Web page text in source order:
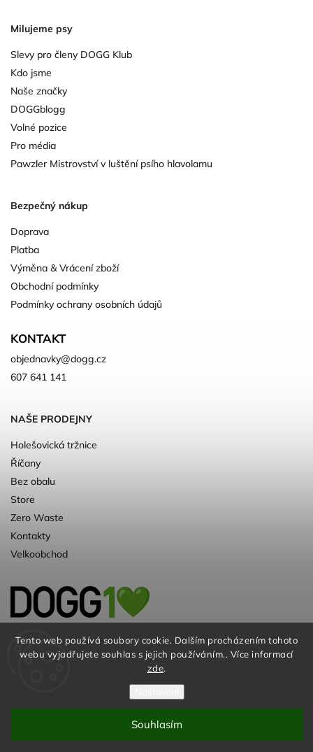
Tento web používá soubory cookie. Dalším procházením tohoto
webu vyjadřujete souhlas s jejich používáním.. Více informací
zde.
Souhlasím
Milujeme psy
Slevy pro členy DOGG Klub
Kdo jsme
Naše značky
DOGGblogg
Volné pozice
Pro média
Pawzler Mistrovství v luštění psího hlavolamu
Bezpečný nákup
Doprava
Platba
Výměna & Vrácení zboží
Obchodní podmínky
Podmínky ochrany osobních údajů
KONTAKT
objednavky@dogg.cz
607 641 141
NAŠE PRODEJNY
Holešovická tržnice
Říčany
Bez obalu
Store
Zero Waste
Kontakty
Velkoobchod
Kvalitní a ♻️eko chovatelské potřeby pro
psy. Už 10 let